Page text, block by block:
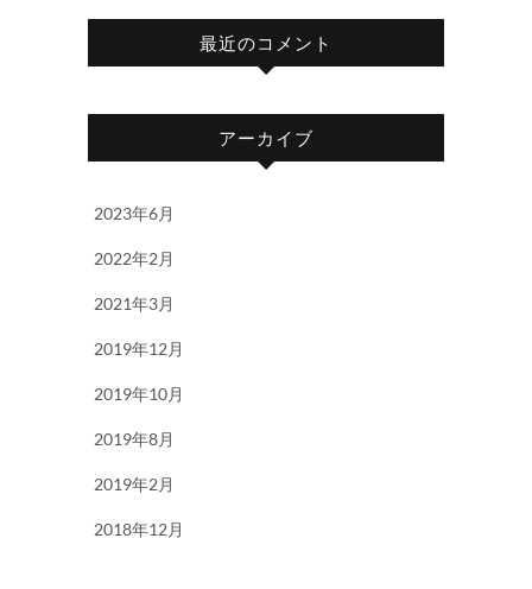
最近のコメント
アーカイブ
2023年6月
2022年2月
2021年3月
2019年12月
2019年10月
2019年8月
2019年2月
2018年12月